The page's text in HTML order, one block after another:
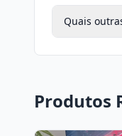
Quais
Produtos